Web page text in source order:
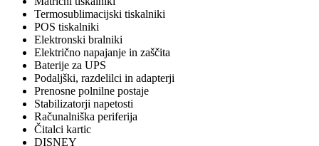
Termosublimacijski tiskalniki
POS tiskalniki
Elektronski bralniki
Električno napajanje in zaščita
Baterije za UPS
Podaljški, razdelilci in adapterji
Prenosne polnilne postaje
Stabilizatorji napetosti
Računalniška periferija
Čitalci kartic
DISNEY